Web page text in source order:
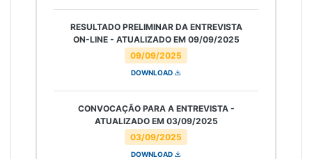
09/09/2025
RESULTADO PRELIMINAR DA ENTREVISTA
ON-LINE - ATUALIZADO EM 09/09/2025
DOWNLOAD
03/09/2025
CONVOCAÇÃO PARA A ENTREVISTA -
ATUALIZADO EM 03/09/2025
DOWNLOAD